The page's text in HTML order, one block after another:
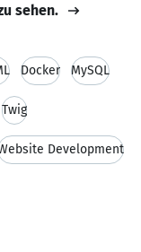
sehen.
Docker MySQL
Twig
Development